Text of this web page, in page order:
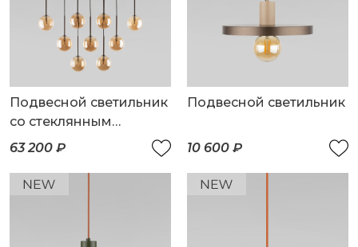
Подвесной светильник
со стеклянным
плафоном
63 200 ₽
Подвесной светильник
10 600 ₽